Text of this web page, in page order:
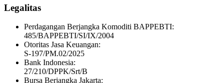
Legalitas
Perdagangan Berjangka Komoditi BAPPEBTI:
485/BAPPEBTI/SI/IX/2004
Otoritas Jasa Keuangan:
S-197/PM.02/2025
Bank Indonesia:
27/210/DPPK/Srt/B
Bursa Berjangka Jakarta: